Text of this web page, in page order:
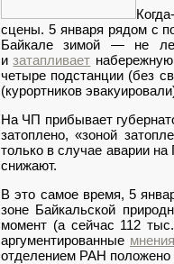
сцены. 5 января рядом с
Байкале зимой — не
изатапливает
четыре подстанции (без
(курортников
На ЧП прибывает
затоплено, «зоной
только в случае аварии
снижают.
В это самое время, 5
зоне Байкальской
момент (а сейчас 112
аргументированные мнения
отделением РАН положено